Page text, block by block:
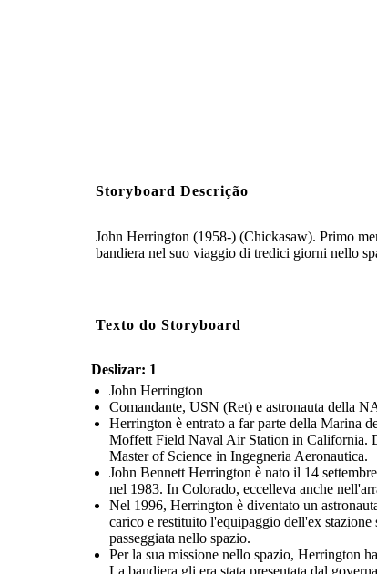
Storyboard Descrição
John Herrington (1958-) (Chickasaw). Primo
bandiera nel suo viaggio di tredici giorni nello
Texto do Storyboard
Deslizar: 1
John Herrington
Comandante, USN (Ret) e astronauta della
Herrington è entrato a far parte della Marina
Moffett Field Naval Air Station in California.
Master of Science in Ingegneria Aeronautica.
John Bennett Herrington è nato il 14
nel 1983. In Colorado, eccelleva anche
Nel 1996, Herrington è diventato un
carico e restituito l'equipaggio dell'ex
passeggiata nello spazio.
Per la sua missione nello spazio, Herrington
La bandiera gli era stata presentata dal